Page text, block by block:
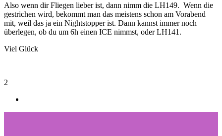
Also wenn dir Fliegen lieber ist, dann nimm die LH149. Wenn die
gestrichen wird, bekommt man das meistens schon am Vorabend
mit, weil das ja ein Nightstopper ist. Dann kannst immer noch
überlegen, ob du um 6h einen ICE nimmst, oder LH141.
Viel Glück
2